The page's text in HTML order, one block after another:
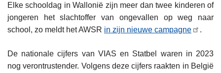
Elke schooldag in Wallonië zijn meer dan twee kinderen of
jongeren het slachtoffer van ongevallen op weg naar
school, zo meldt het AWSR in zijn nieuwe campagne .
De nationale cijfers van VIAS en Statbel waren in 2023
nog verontrustender. Volgens deze cijfers raakten in België